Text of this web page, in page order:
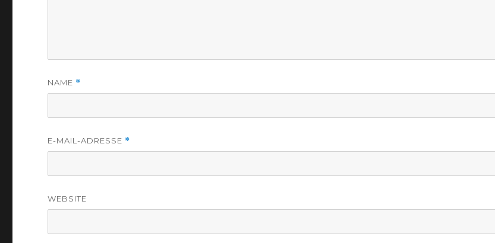
NAME *
E-MAIL-ADRESSE *
WEBSITE